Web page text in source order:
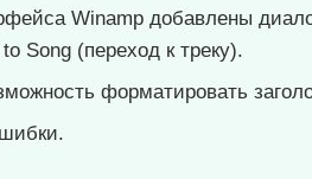
Winamp добавлены
Song (переход к треку).
форматировать